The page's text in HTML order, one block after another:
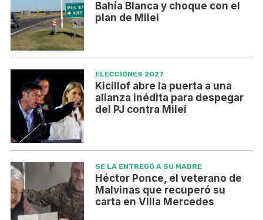
Bahía Blanca y choque con el
plan de Milei
ELECCIONES 2027
Kicillof abre la puerta a una
alianza inédita para despegar
del PJ contra Milei
SE LA ENTREGÓ A SU MADRE
Héctor Ponce, el veterano de
Malvinas que recuperó su
carta en Villa Mercedes